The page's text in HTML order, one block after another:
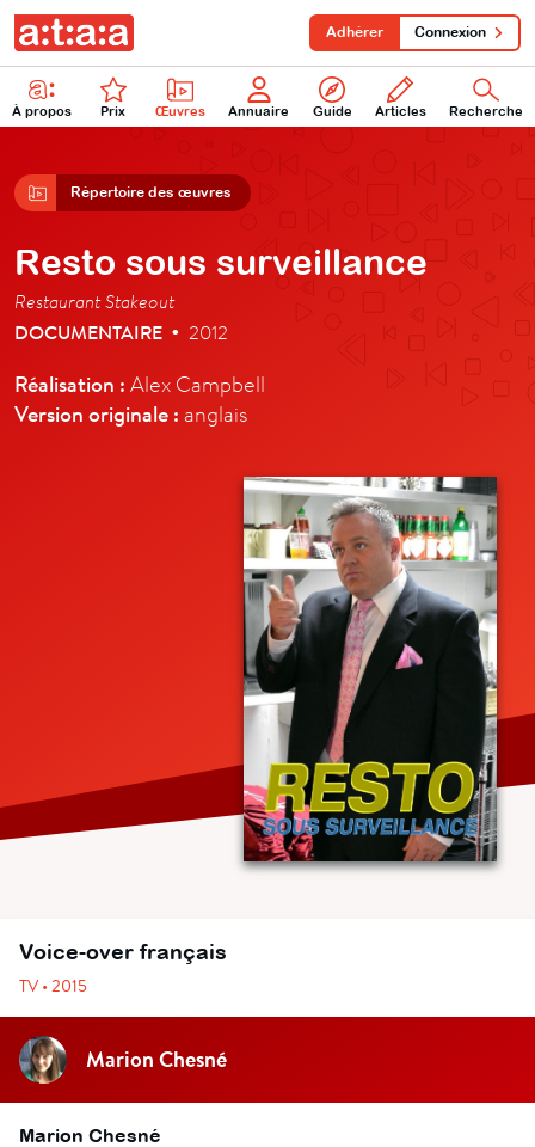
À propos Prix Œuvres Annuaire Guide Articles Recherche
Adhérer Connexion
Répertoire des œuvres
Resto sous surveillance
Restaurant Stakeout
DOCUMENTAIRE • 2012
Réalisation : Alex Campbell
Version originale : anglais
Voice-over français
TV • 2015
Marion Chesné
Marion Chesné